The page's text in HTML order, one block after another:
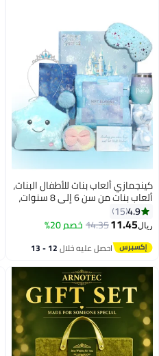
كينجمازي ألعاب بنات للأطفال البنات،
ألعاب بنات من سن 6 إلى 8 سنوات،
هدايا عيد ميلاد للأطفال للبنات من
سن 5 إلى 8 سنوات، أفكار هدايا عيد
ميلاد للبنات، ألعاب للبنات، للابنة، ابنة
الأخ
4.9
15
ريال11.45
14.35خصم 20%
احصل عليه خلال 12 - 13